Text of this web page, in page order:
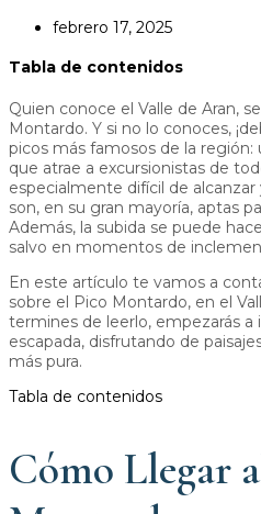
febrero 17, 2025
Tabla de contenidos
Quien conoce el Valle de Aran,
Montardo. Y si no lo conoces,
picos más famosos de la
que atrae a excursionistas de
especialmente difícil de
son, en su gran mayoría, aptas
Además, la subida se puede
salvo en momentos de
En este artículo te vamos a
sobre el Pico Montardo, en el
termines de leerlo, empezarás
escapada, disfrutando de
más pura.
Tabla de contenidos
Cómo Llegar